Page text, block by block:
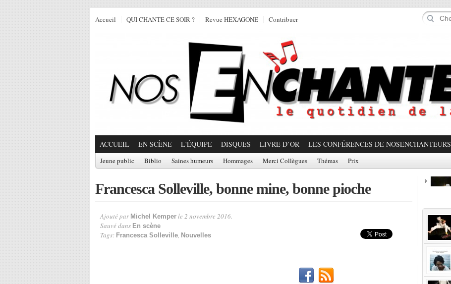
Accueil QUI CHANTE CE SOIR ? Revue HEXAGONE Contribuer
ACCUEIL EN SCÈNE L'ÉQUIPE DISQUES LIVRE D’OR LES CONFÉRENCES DE NOSENCHANTEURS
Jeune public Biblio Saines humeurs Hommages Merci Collègues Thémas Prix
Francesca Solleville, bonne mine, bonne pioche
Ajouté par Michel Kemper le 2 novembre 2016.
Sauvé dans En scène
Tags: Francesca Solleville, Nouvelles